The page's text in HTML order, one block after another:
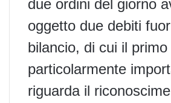
due ordini del giorno
oggetto due debiti
bilancio, di cui il primo
particolarmente
riguarda il